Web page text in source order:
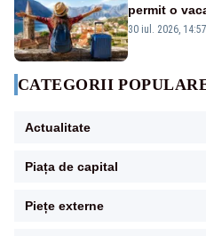
permit o
România, pe
30 iul. 2026, 14:57
CATEGORII
Actualitate
Piața de capital
Piețe externe